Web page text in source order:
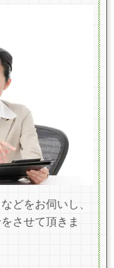
などをお伺いし、
させて頂きま